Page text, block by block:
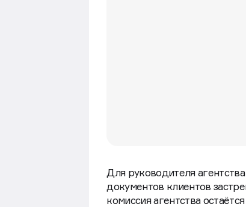
Для руководителя
документов клиентов
комиссия агентства